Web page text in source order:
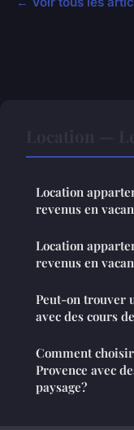
Location
revenus en
Location
revenus en
Peut-on trouver
avec des cours
Comment
Provence avec
paysage?